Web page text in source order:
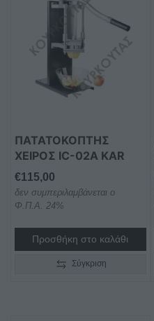
ΠΑΤΑΤΟΚΟΠΤΗΣ
ΧΕΙΡΟΣ IC-02A KAR
€115,00
δεν συμπεριλαμβάνεται ο
Φ.Π.Α. 24%
Προσθήκη στο καλάθι
Σύγκριση